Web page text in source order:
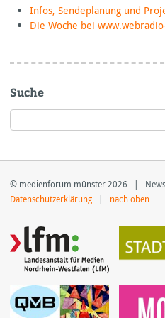
Infos, Sendeplanung und
Die Woche bei
Suche
© medienforum münster 2026 |
Datenschutzerklärung | nach oben